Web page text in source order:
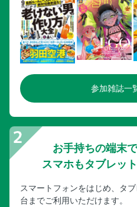
参加雑誌一
お手持ちの端末
スマホもタブレッ
スマートフォンをはじめ、タ
台までご利用いただけます。